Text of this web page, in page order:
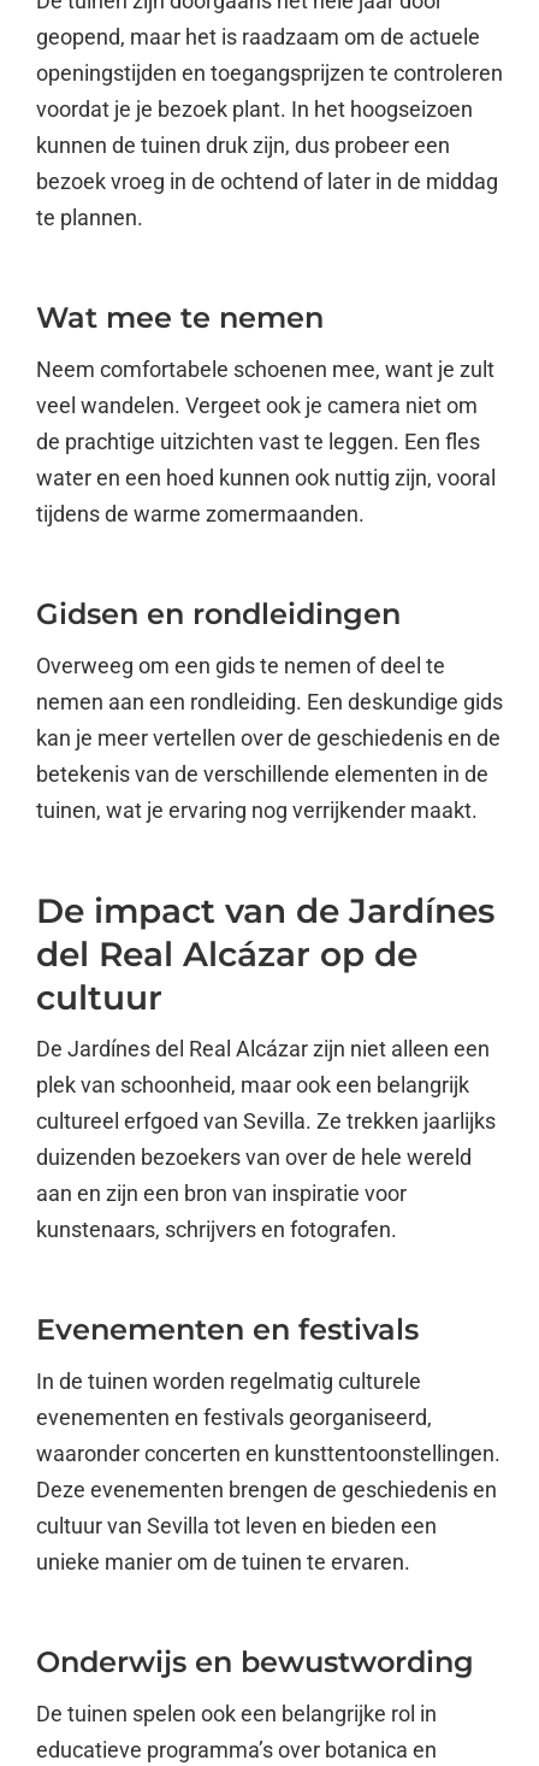
geopend, maar het is raadzaam om de actuele
openingstijden en toegangsprijzen te controleren
voordat je je bezoek plant. In het hoogseizoen
kunnen de tuinen druk zijn, dus probeer een
bezoek vroeg in de ochtend of later in de middag
te plannen.
Wat mee te nemen
Neem comfortabele schoenen mee, want je zult
veel wandelen. Vergeet ook je camera niet om
de prachtige uitzichten vast te leggen. Een fles
water en een hoed kunnen ook nuttig zijn, vooral
tijdens de warme zomermaanden.
Gidsen en rondleidingen
Overweeg om een gids te nemen of deel te
nemen aan een rondleiding. Een deskundige gids
kan je meer vertellen over de geschiedenis en de
betekenis van de verschillende elementen in de
tuinen, wat je ervaring nog verrijkender maakt.
De impact van de Jardínes
del Real Alcázar op de
cultuur
De Jardínes del Real Alcázar zijn niet alleen een
plek van schoonheid, maar ook een belangrijk
cultureel erfgoed van Sevilla. Ze trekken jaarlijks
duizenden bezoekers van over de hele wereld
aan en zijn een bron van inspiratie voor
kunstenaars, schrijvers en fotografen.
Evenementen en festivals
In de tuinen worden regelmatig culturele
evenementen en festivals georganiseerd,
waaronder concerten en kunsttentoonstellingen.
Deze evenementen brengen de geschiedenis en
cultuur van Sevilla tot leven en bieden een
unieke manier om de tuinen te ervaren.
Onderwijs en bewustwording
De tuinen spelen ook een belangrijke rol in
educatieve programma’s over botanica en